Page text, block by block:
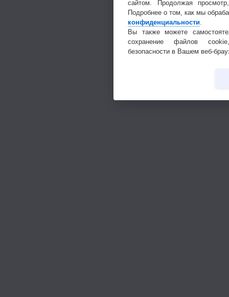
сайтом. Продолжая
Подробнее о том, как мы
конфиденциальности
Вы также можете
сохранение файлов
безопасности в Вашем веб-